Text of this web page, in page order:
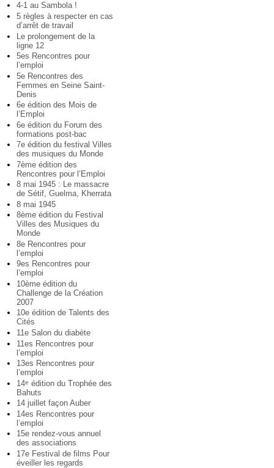
4-1 au Sambola !
5 règles à respecter en cas
d’arrêt de travail
Le prolongement de la
ligne 12
5es Rencontres pour
l’emploi
5e Rencontres des
Femmes en Seine Saint-
Denis
6e édition des Mois de
l’Emploi
6e édition du Forum des
formations post-bac
7e édition du festival Villes
des musiques du Monde
7ème édition des
Rencontres pour l’Emploi
8 mai 1945 : Le massacre
de Sétif, Guelma, Kherrata
8 mai 1945
8ème édition du Festival
Villes des Musiques du
Monde
8e Rencontres pour
l’emploi
9es Rencontres pour
l’emploi
10ème édition du
Challenge de la Création
2007
10e édition de Talents des
Cités
11e Salon du diabète
11es Rencontres pour
l’emploi
13es Rencontres pour
l’emploi
14e édition du Trophée des
Bahuts
14 juillet façon Auber
14es Rencontres pour
l’emploi
15e rendez-vous annuel
des associations
17e Festival de films Pour
éveiller les regards